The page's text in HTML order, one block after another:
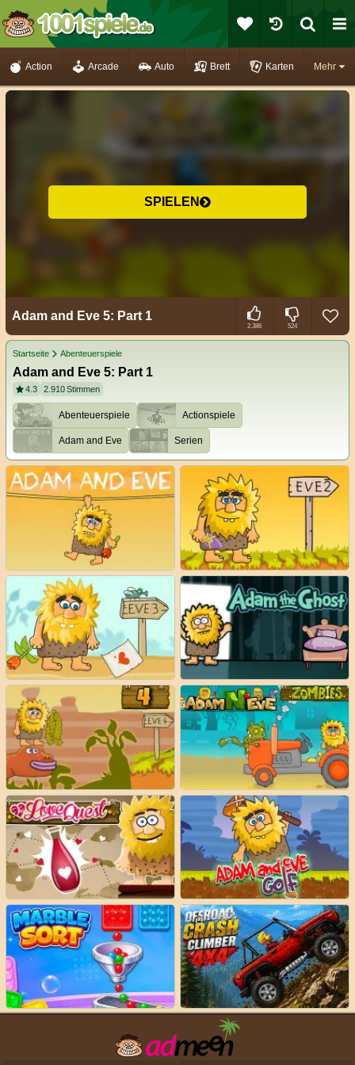
Mehr
Action Arcade Auto Brett Karten
SPIELEN
Adam and Eve 5: Part 1
2.386 524
Startseite Abenteuerspiele
Adam and Eve 5: Part 1
4.3 2.910Stimmen
Abenteuerspiele Actionspiele
Adam and Eve Serien